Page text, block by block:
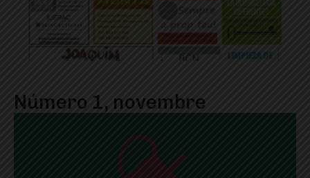
Número 1, novembre